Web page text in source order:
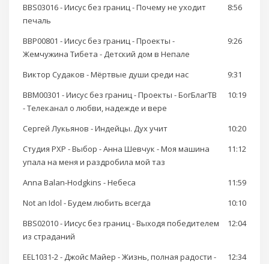
BBS03016 - Иисус без границ - Почему не уходит
печаль
8:56
BBP00801 - Иисус без границ - Проекты -
Жемчужина Тибета - Детский дом в Непале
9:26
Виктор Судаков - Мёртвые души среди нас
9:31
BBM00301 - Иисус без границ - Проекты - БогБлагТВ
- Телеканал о любви, надежде и вере
10:19
Сергей Лукьянов - Индейцы. Дух учит
10:20
Студия РХР - Выбор - Анна Шевчук - Моя машина
упала на меня и раздробила мой таз
11:12
Anna Balan-Hodgkins - Небеса
11:59
Not an Idol - Будем любить всегда
10:10
BBS02010 - Иисус без границ - Выходя победителем
из страданий
12:04
EEL1031-2 - Джойс Майер - Жизнь, полная радости -
12:34